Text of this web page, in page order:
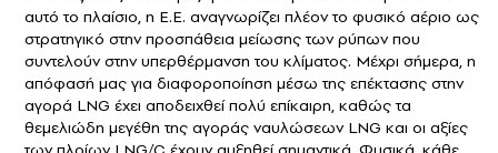
αυτό το πλαίσιο, η Ε.Ε. αναγνωρίζει πλέον το φυσικό αέριο ως
στρατηγικό στην προσπάθεια μείωσης των ρύπων που
συντελούν στην υπερθέρμανση του κλίματος. Μέχρι σήμερα, η
απόφασή μας για διαφοροποίηση μέσω της επέκτασης στην
αγορά LNG έχει αποδειχθεί πολύ επίκαιρη, καθώς τα
θεμελιώδη μεγέθη της αγοράς ναυλώσεων LNG και οι αξίες